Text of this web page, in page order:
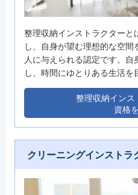
整理収納インストラクター
し、自身が望む理想的な空
人に与えられる認定です。
し、時間にゆとりある生活を
整理収納イン
資格
クリーニングインストラ